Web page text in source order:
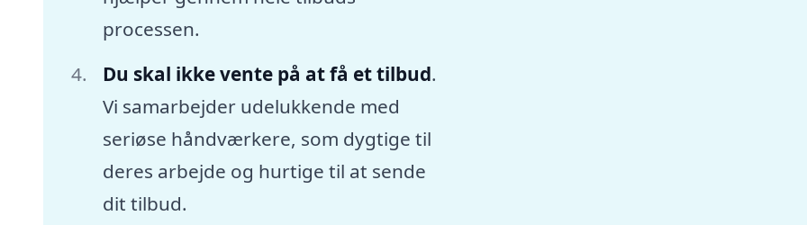
processen.
Du skal ikke vente på at få et tilbud.
Vi samarbejder udelukkende med
seriøse håndværkere, som dygtige til
deres arbejde og hurtige til at sende
dit tilbud.